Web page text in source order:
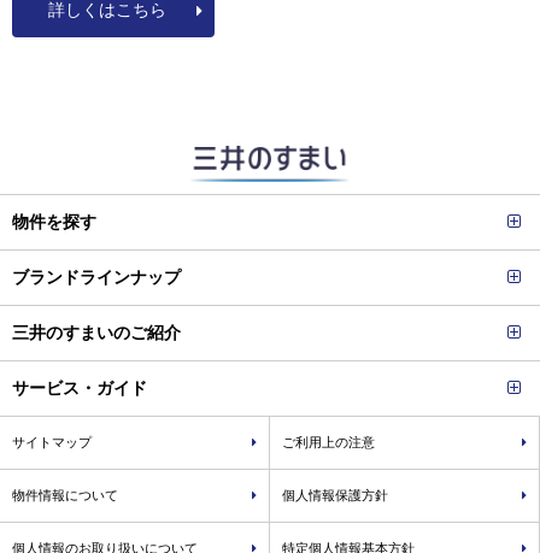
詳しくはこちら
物件を探す
ブランドラインナップ
三井のすまいのご紹介
サービス・ガイド
サイトマップ ご利用上の注意
物件情報について 個人情報保護方針
個人情報のお取り扱いについて 特定個人情報基本方針